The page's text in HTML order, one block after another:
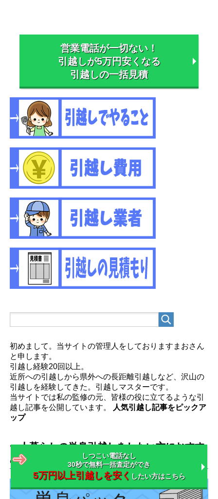
営業電話が一切ない！
引越しが5万円安くなる
引越しの一括見積
初めまして。当サイトの管理人をしておりますまおさん
と申します。
引越し経験20回以上。
近所への引越しから県外への長距離引越しなど、沢山の
引越しを経験してきた。引越しマスターです。
当サイトでは私の監修の元、皆様の役に立てるような引
越し記事を公開しています。
人気引越し記事をピックア
ップ
一人暮らしの単身引越しをしたい方におすす
めの記事
しつこい電話なし
30秒で無料一括査定ができ
5万円以上引越しを安く したい方はこちら